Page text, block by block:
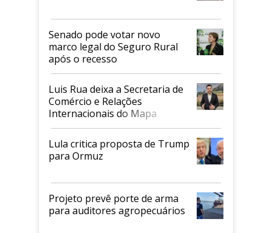
Senado pode votar novo
marco legal do Seguro Rural
após o recesso
Luis Rua deixa a Secretaria de
Comércio e Relações
Internacionais do Mapa
Lula critica proposta de Trump
para Ormuz
Projeto prevê porte de arma
para auditores agropecuários